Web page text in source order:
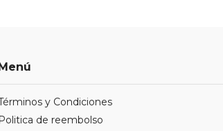
Menú
y Condiciones
Politica de reembolso